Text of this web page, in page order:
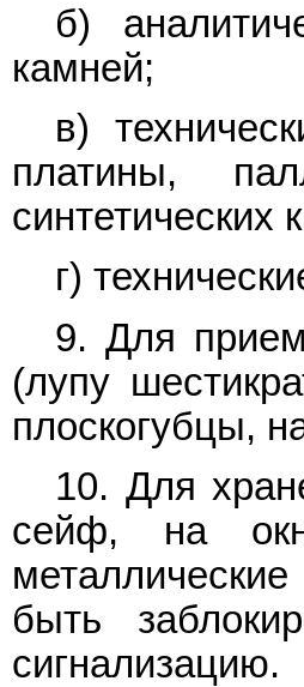
б)
камней;
в)
платины,
синтетических
г)
9. Для
(лупу
плоскогубцы,
10. Для
сейф, на
быть
сигнализацию.